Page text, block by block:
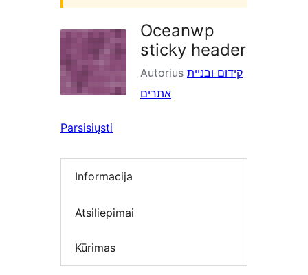
Oceanwp
sticky header
Autorius קידום ובניית
אתרים
Parsisiųsti
Informacija
Atsiliepimai
Kūrimas